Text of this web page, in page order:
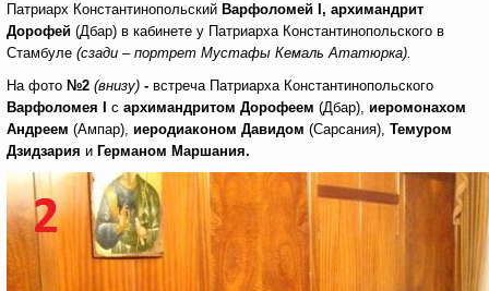
Патриарх Константинопольский Варфоломей , архимандрит
Дорофей (Дбар) в кабинете у Патриарха Константинопольского в
Стамбуле (сзади – портрет Мустафы Кемаль Ататюрка).
На фото №2 (внизу) - встреча Патриарха Константинопольского
Варфоломея
с архимандритом Дорофеем (Дбар), иеромонахом
Андреем (Ампар), иеродиаконом Давидом (Сарсания), Темуром
Дзидзария и Германом Маршания.